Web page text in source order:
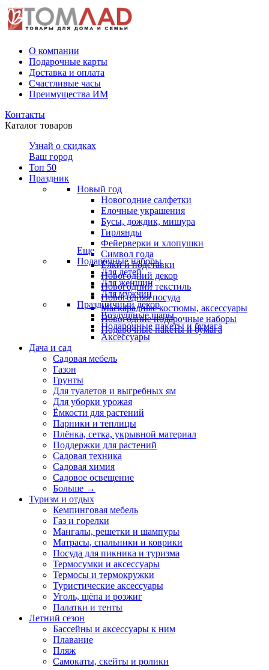
О компании
Подарочные карты
Доставка и оплата
Счастливые часы
Преимущества ИМ
Контакты
Каталог товаров
Узнай о скидках
Ваш город
Топ 50
Праздник
Новый год
Новогодние салфетки
Елочные украшения
Бусы, дождик, мишура
Гирлянды
Фейерверки и хлопушки
Символ года
Ёлки и подставки
Новогодний декор
Новогодний текстиль
Новогодняя посуда
Маскарадные костюмы, аксессуары
Новогодние подарочные наборы
Подарочные пакеты и бумага
Еще
Подарочные наборы
Для детей
Для женщин
Для мужчин
Праздничный декор
Воздушные шары
Подарочные пакеты и бумага
Аксессуары
Дача и сад
Садовая мебель
Газон
Грунты
Для туалетов и выгребных ям
Для уборки урожая
Ёмкости для растений
Парники и теплицы
Плёнка, сетка, укрывной материал
Поддержки для растений
Садовая техника
Садовая химия
Садовое освещение
Больше →
Туризм и отдых
Кемпинговая мебель
Газ и горелки
Мангалы, решетки и шампуры
Матрасы, cпальники и коврики
Посуда для пикника и туризма
Термосумки и аксессуары
Термосы и термокружки
Туристические аксессуары
Уголь, щёпа и розжиг
Палатки и тенты
Летний сезон
Бассейны и аксессуары к ним
Плавание
Пляж
Самокаты, скейты и ролики